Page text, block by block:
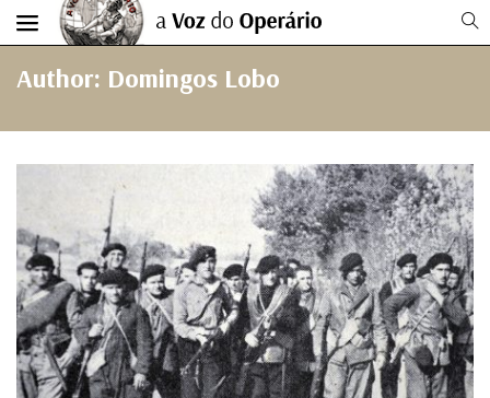
Author: Domingos Lobo